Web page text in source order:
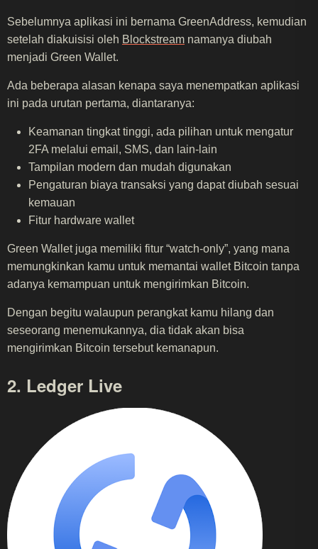
Sebelumnya aplikasi ini bernama GreenAddress, kemudian
setelah diakuisisi oleh Blockstream namanya diubah
menjadi Green Wallet.
Ada beberapa alasan kenapa saya menempatkan aplikasi
ini pada urutan pertama, diantaranya:
Keamanan tingkat tinggi, ada pilihan untuk mengatur
2FA melalui email, SMS, dan lain-lain
Tampilan modern dan mudah digunakan
Pengaturan biaya transaksi yang dapat diubah sesuai
kemauan
Fitur hardware wallet
Green Wallet juga memiliki fitur “watch-only”, yang mana
memungkinkan kamu untuk memantai wallet Bitcoin tanpa
adanya kemampuan untuk mengirimkan Bitcoin.
Dengan begitu walaupun perangkat kamu hilang dan
seseorang menemukannya, dia tidak akan bisa
mengirimkan Bitcoin tersebut kemanapun.
2. Ledger Live